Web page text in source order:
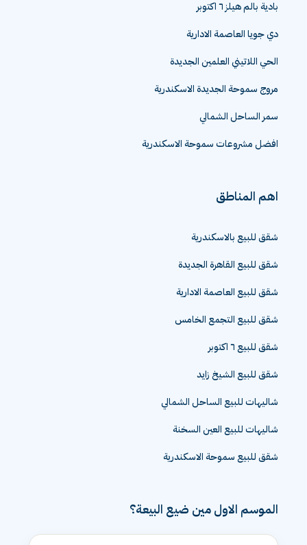
بادية بالم هيلز ٦ اكتوبر
دي جويا العاصمة الادارية
الحي اللاتيني العلمين الجديدة
مروج سموحة الجديدة الاسكندرية
سمر الساحل الشمالي
افضل مشروعات سموحة الاسكندرية
اهم المناطق
شقق للبيع بالاسكندرية
شقق للبيع القاهرة الجديدة
شقق للبيع العاصمة الادارية
شقق للبيع التجمع الخامس
شقق للبيع ٦ اكتوبر
شقق للبيع الشيخ زايد
شاليهات للبيع الساحل الشمالي
شاليهات للبيع العين السخنة
شقق للبيع سموحة الاسكندرية
الموسم الاول مين ضيع البيعة؟